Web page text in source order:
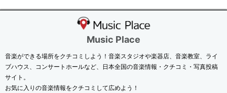
Music Place
音楽ができる場所をクチコミしよう！音楽スタジオや楽器店、音楽教室、ライ
ブハウス、コンサートホールなど、日本全国の音楽情報・クチコミ・写真投稿
サイト。
お気に入りの音楽情報をクチコミして広めよう！